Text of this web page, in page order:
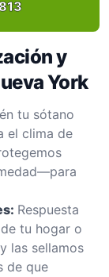
y
York
tu sótano
el clima de
Respuesta
tu hogar o
las sellamos
de que